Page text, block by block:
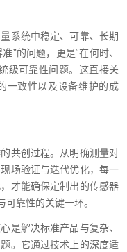
系统中稳定、可靠、长期
”的问题，更是“在何时、
级可靠性问题。这直接关
一致性以及设备维护的成
共创过程。从明确测量对
场验证与迭代优化，每一
才能确保定制出的传感器
可靠性的关键一环。
是解决标准产品与复杂、
。它通过技术上的深度适